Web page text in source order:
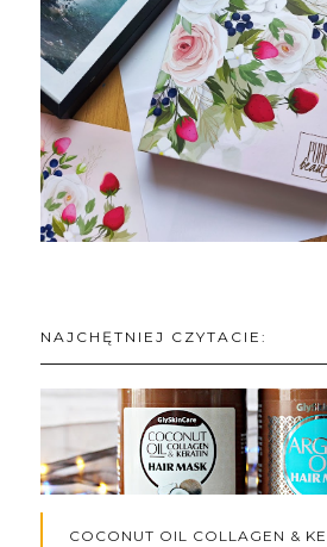
NAJCHĘTNIEJ CZYTACIE:
COCONUT OIL COLLAGEN &